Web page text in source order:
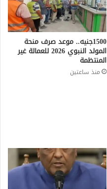
1500جنيه.. موعد صرف منحة
المولد النبوي 2026 للعمالة غير
المنتظمة
منذ ساعتين